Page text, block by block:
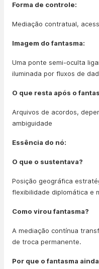
Forma de controle:
Mediação contratual,
Imagem do fantasma:
Uma ponte semi-oculta
iluminada por fluxos de
O que resta após o
Arquivos de acordos,
ambiguidade
Essência do nó:
O que o sustentava?
Posição geográfica
flexibilidade diplomática e
Como virou fantasma?
A mediação contínua
de troca permanente.
Por que o fantasma